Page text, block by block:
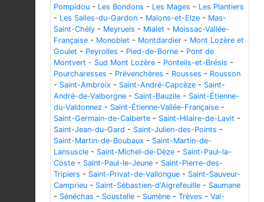
Pompidou - Les Bondons - Les Mages - Les Plantiers
- Les Salles-du-Gardon - Malons-et-Elze - Mas-
Saint-Chély - Meyrueis - Mialet - Moissac-Vallée-
Française - Monoblet - Montdardier - Mont Lozère et
Goulet - Peyrolles - Pied-de-Borne - Pont de
Montvert - Sud Mont Lozère - Ponteils-et-Brésis -
Pourcharesses - Prévenchères - Rousses - Rousson
- Saint-Ambroix - Saint-André-Capcèze - Saint-
André-de-Valborgne - Saint-Bauzile - Saint-Étienne-
du-Valdonnez - Saint-Étienne-Vallée-Française -
Saint-Germain-de-Calberte - Saint-Hilaire-de-Lavit -
Saint-Jean-du-Gard - Saint-Julien-des-Points -
Saint-Martin-de-Boubaux - Saint-Martin-de-
Lansuscle - Saint-Michel-de-Dèze - Saint-Paul-la-
Coste - Saint-Paul-le-Jeune - Saint-Pierre-des-
Tripiers - Saint-Privat-de-Vallongue - Saint-Sauveur-
Camprieu - Saint-Sébastien-d'Aigrefeuille - Saumane
- Sénéchas - Soustelle - Sumène - Trèves - Val-